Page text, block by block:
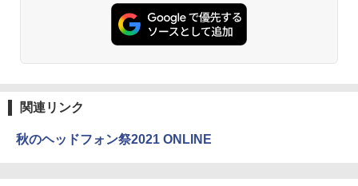
関連リンク
秋のヘッドフォン祭2021 ONLINE